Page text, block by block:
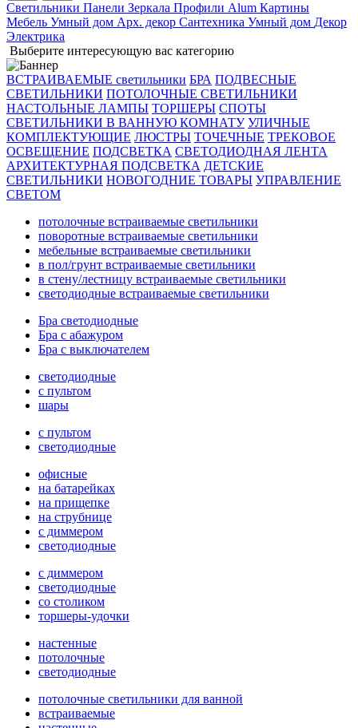
Светильники Панели Зеркала Профили Alum Картины
Мебель Умный дом Арх. декор Сантехника Умный дом Декор
Электрика
Выберите интересующую вас категорию
ВСТРАИВАЕМЫЕ светильники БРА ПОДВЕСНЫЕ
СВЕТИЛЬНИКИ ПОТОЛОЧНЫЕ СВЕТИЛЬНИКИ
НАСТОЛЬНЫЕ ЛАМПЫ ТОРШЕРЫ СПОТЫ
СВЕТИЛЬНИКИ В ВАННУЮ КОМНАТУ УЛИЧНЫЕ
КОМПЛЕКТУЮЩИЕ ЛЮСТРЫ ТОЧЕЧНЫЕ ТРЕКОВОЕ
ОСВЕЩЕНИЕ ПОДСВЕТКА СВЕТОДИОДНАЯ ЛЕНТА
АРХИТЕКТУРНАЯ ПОДСВЕТКА ДЕТСКИЕ
СВЕТИЛЬНИКИ НОВОГОДНИЕ ТОВАРЫ УПРАВЛЕНИЕ
СВЕТОМ
потолочные встраиваемые светильники
поворотные встраиваемые светильники
мебельные встраиваемые светильники
в пол/грунт встраиваемые светильники
в стену/лестницу встраиваемые светильники
светодиодные встраиваемые светильники
Бра светодиодные
Бра с абажуром
Бра с выключателем
светодиодные
с пультом
шары
с пультом
светодиодные
офисные
на батарейках
на прищепке
на струбнице
с диммером
светодиодные
с диммером
светодиодные
со столиком
торшеры-удочки
настенные
потолочные
светодиодные
потолочные светильники для ванной
встраиваемые